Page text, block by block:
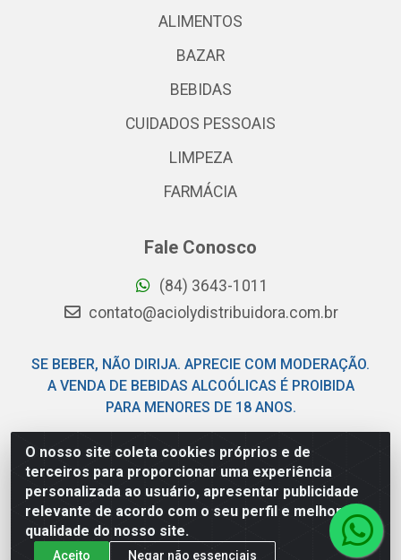
O nosso site coleta cookies próprios e de
terceiros para proporcionar uma experiência
personalizada ao usuário, apresentar publicidade
relevante de acordo com o seu perfil e melhorar a
qualidade do nosso site.
Aceito Negar não essenciais
ALIMENTOS
BAZAR
BEBIDAS
CUIDADOS PESSOAIS
LIMPEZA
FARMÁCIA
Fale Conosco
(84) 3643-1011
contato@aciolydistribuidora.com.br
SE BEBER, NÃO DIRIJA. APRECIE COM MODERAÇÃO.
A VENDA DE BEBIDAS ALCOÓLICAS É PROIBIDA
PARA MENORES DE 18 ANOS.
Acioly Distribuidora - Av Piloto Pereira Tim - Parque de
Exposições - Parnamirim/RN - CEP 59146-480 - CNPJ
06.029.901/0001-92